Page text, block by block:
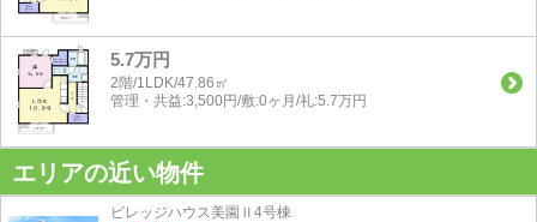
5.7万円
2階/1LDK/47.86㎡
管理・共益:3,500円/敷:0ヶ月/礼:5.7万円
エリアの近い物件
ビレッジハウス美園Ⅱ4号棟